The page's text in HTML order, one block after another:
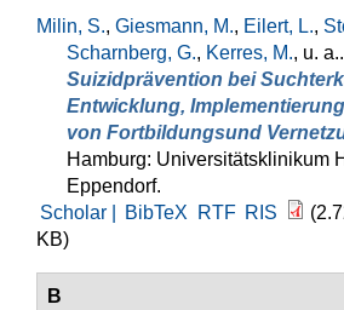
Milin, S., Giesmann, M., Eilert, L.,
Scharnberg, G., Kerres, M., u. a.
Suizidprävention bei
Entwicklung,
von Fortbildungsund
Hamburg: Universitätsklinikum
Eppendorf.
Scholar |
BibTeX RTF RIS
KB)
B